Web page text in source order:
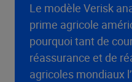
Le modèle Verisk
prime agricole
pourquoi tant de
réassurance et de
agricoles mondiaux